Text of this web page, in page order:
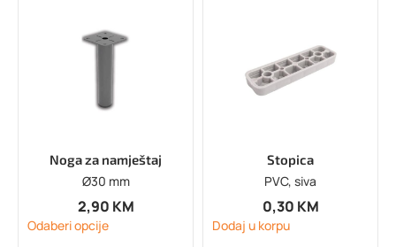
Noga za namještaj
Ø30 mm
2,90 KM
Odaberi opcije
Stopica
PVC, siva
0,30 KM
Dodaj u korpu